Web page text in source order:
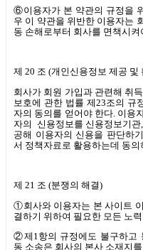
⑥이용자가 본 약관의 규정을
우 이 약관을 위반한 이용자는
동 손해로부터 회사를 면책시켜
제 20 조 (개인신용정보 제공 및
회사가 회원 가입과 관련해 취
보호에 관한 법률 제23조의 규
자의 동의를 얻어야 한다 이용
자의 신용정보를 신용정보기관
공해 이용자의 신용을 판단하
서 정책자료로 활용하는데 동
제 21 조 (분쟁의 해결)
①회사와 이용자는 본 사이트
결하기 위하여 필요한 모든 노
②제 1항의 규정에도 불구하고
동 소송은 회사의 본사 소재지